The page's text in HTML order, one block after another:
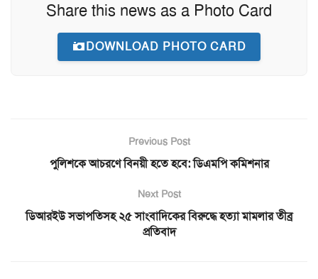
Share this news as a Photo Card
DOWNLOAD PHOTO CARD
Previous Post
পুলিশকে আচরণে বিনয়ী হতে হবে: ডিএমপি কমিশনার
Next Post
ডিআরইউ সভাপতিসহ ২৫ সাংবাদিকের বিরুদ্ধে হত্যা মামলার তীব্র
প্রতিবাদ